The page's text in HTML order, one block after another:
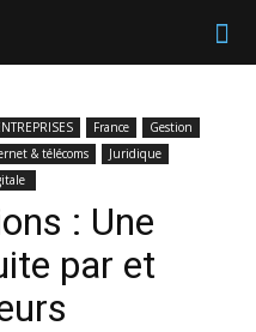
France
Gestion
& télécoms
Juridique
: Une
par et